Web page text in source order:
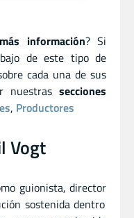
más información? Si
de este tipo de
cada una de sus
nuestras secciones
, Productores
Vogt
guionista,director
sostenida dentro